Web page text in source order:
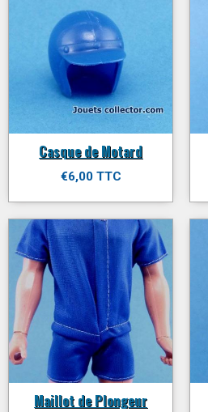
Casque de Motard
€6,00 TTC
Maillot de Plongeur